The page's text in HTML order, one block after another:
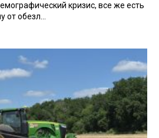
кризис, все же есть
от обезл...